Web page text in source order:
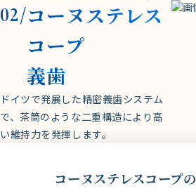
02/コーヌステレス
コープ
義歯
ドイツで発展した精密義歯システム
で、茶筒のような二重構造により高
い維持力を発揮します。
コーヌステレスコープの